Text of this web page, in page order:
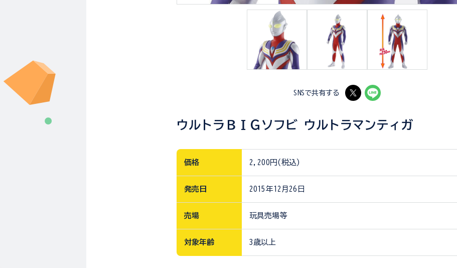
SNSで共有する
ウルトラＢＩＧソフビ ウルトラマンティガ
価格 2,200円(税込)
発売日 2015年12月26日
売場 玩具売場等
対象年齢 3歳以上